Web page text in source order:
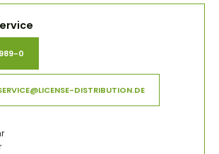
0
DISTRIBUTION.DE